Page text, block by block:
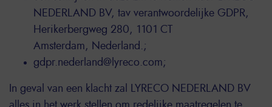
NEDERLAND BV, tav verantwoordelijke GDPR,
Herikerbergweg 280, 1101 CT
Amsterdam, Nederland.;
gdpr.nederland@lyreco.com;
In geval van een klacht zal LYRECO NEDERLAND BV